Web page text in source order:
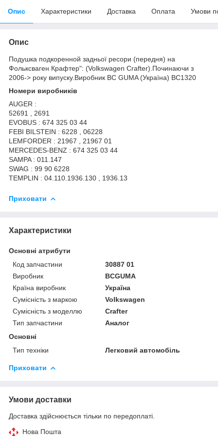
Опис Характеристики Доставка Оплата Умови
Опис
Подушка подкоренной задньої ресори (передня) на
Фольксваген Крафтер": (Volkswagen Crafter).Починаючи з
2006-> року випуску.Виробник BC GUMA (Україна) BC1320
Номери виробників
AUGER :
52691 , 2691
EVOBUS : 674 325 03 44
FEBI BILSTEIN : 6228 , 06228
LEMFORDER : 21967 , 21967 01
MERCEDES-BENZ : 674 325 03 44
SAMPA : 011.147
SWAG : 99 90 6228
TEMPLIN : 04.110.1936.130 , 1936.13
Приховати
Характеристики
Основні атрибути
Код запчастини
30887 01
Виробник
BCGUMA
Країна виробник
Україна
Сумісність з маркою
Volkswagen
Сумісність з моделлю
Crafter
Тип запчастини
Аналог
Основні
Тип техніки
Легковий автомобіль
Приховати
Умови доставки
Доставка здійснюється тільки по передоплаті.
Нова Пошта